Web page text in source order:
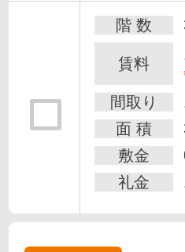
階 数
賃料
間取り
面 積
敷金
礼金